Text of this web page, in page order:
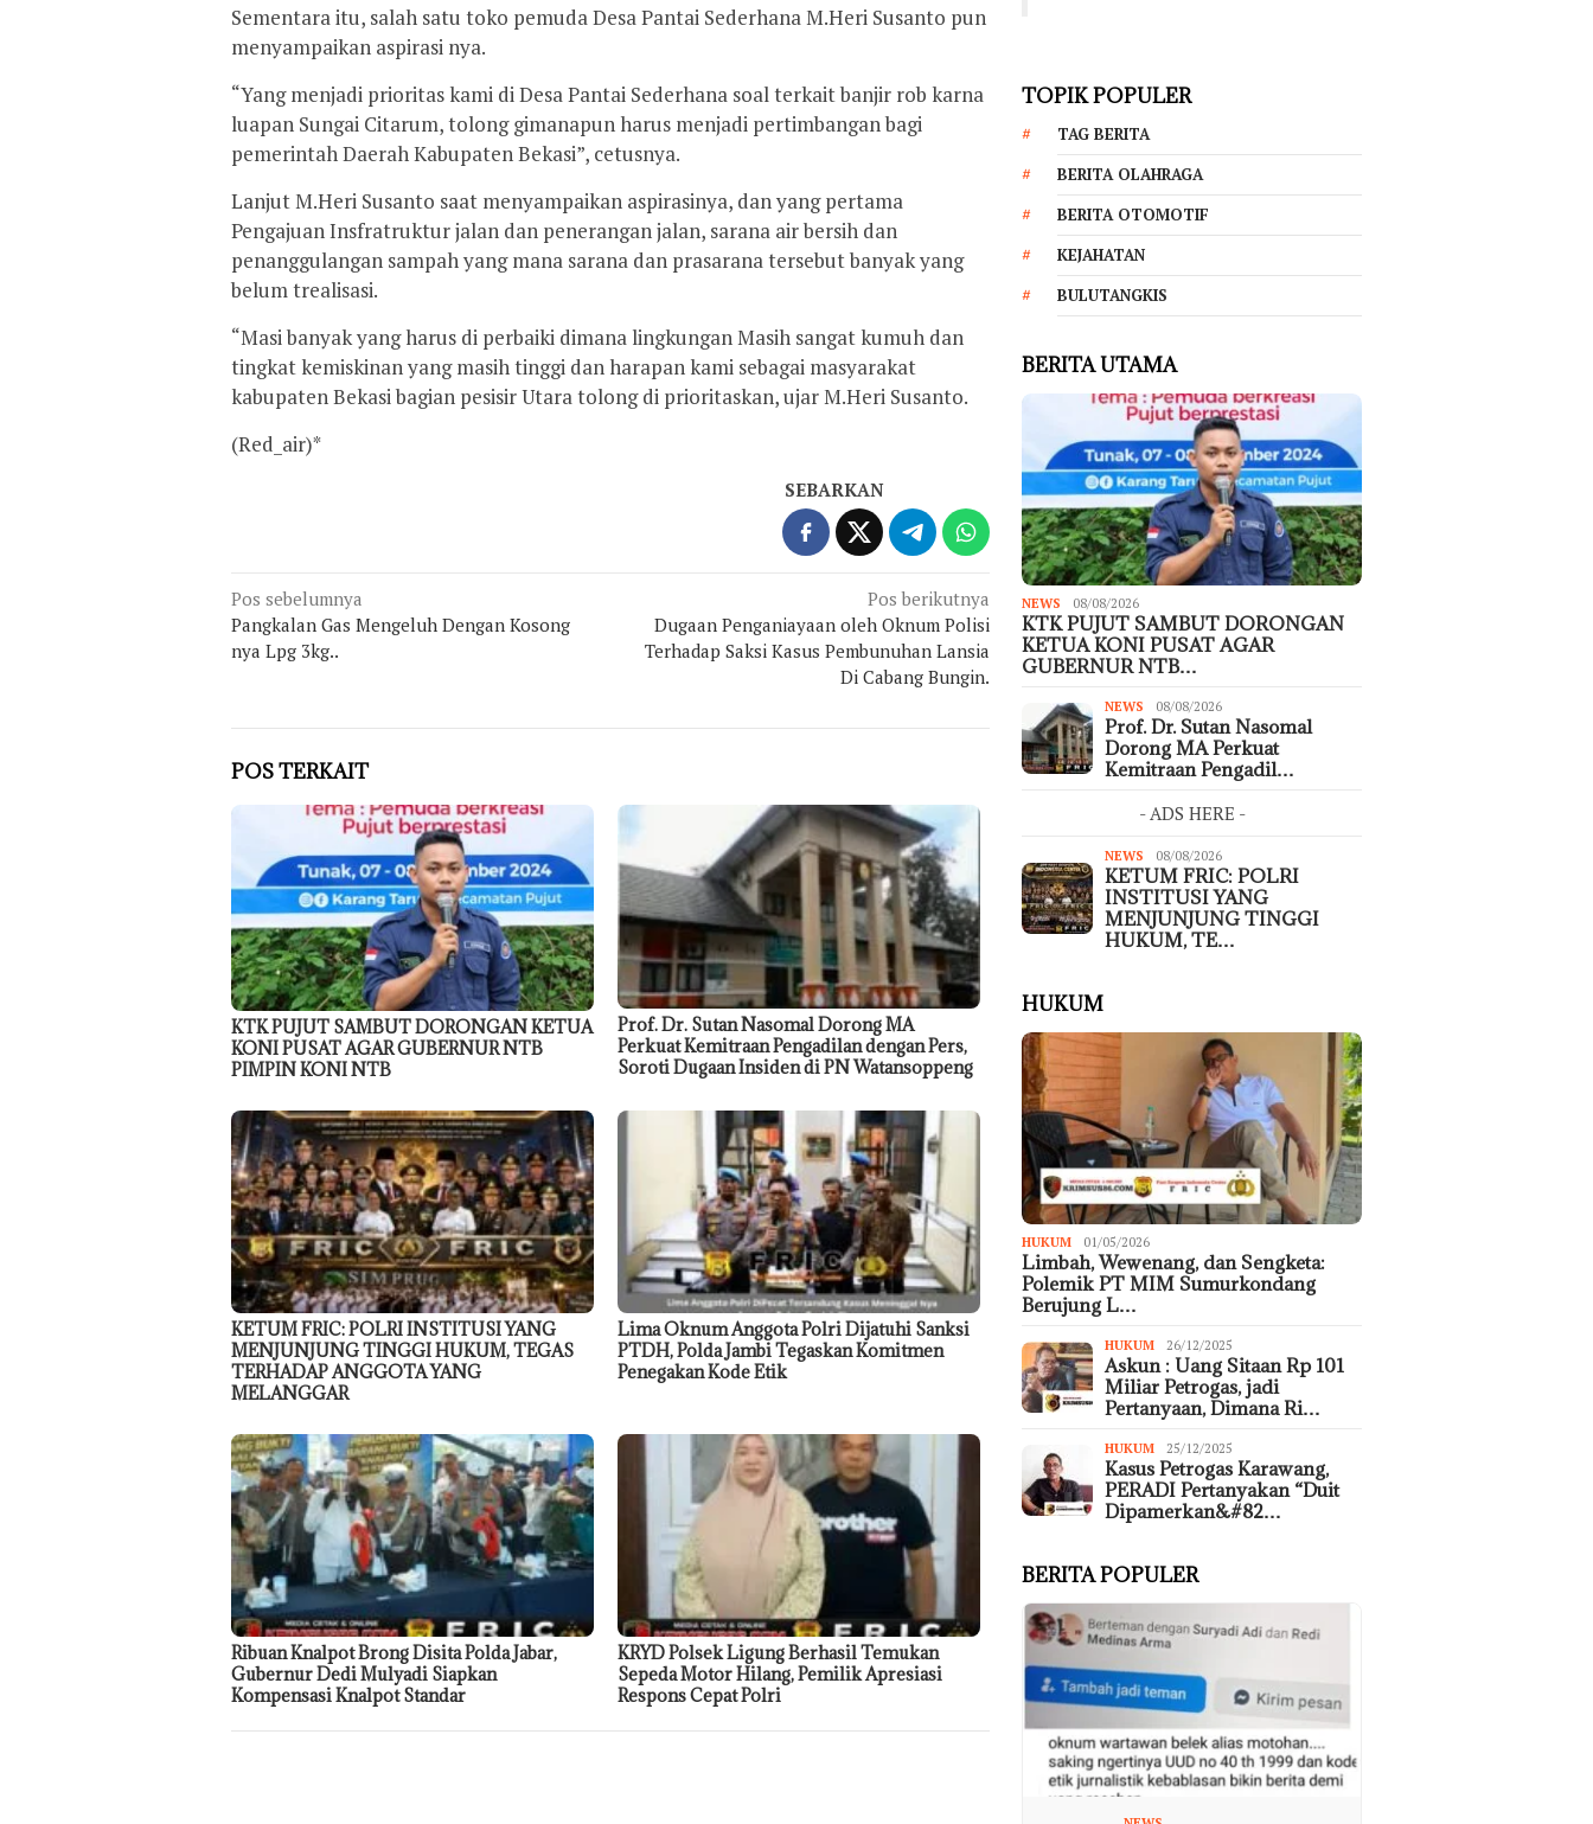
Sementara itu, salah satu toko pemuda Desa Pantai Sederhana M.Heri Susanto pun
menyampaikan aspirasi nya.
“Yang menjadi prioritas kami di Desa Pantai Sederhana soal terkait banjir rob karna
luapan Sungai Citarum, tolong gimanapun harus menjadi pertimbangan bagi
pemerintah Daerah Kabupaten Bekasi”, cetusnya.
Lanjut M.Heri Susanto saat menyampaikan aspirasinya, dan yang pertama
Pengajuan Insfratruktur jalan dan penerangan jalan, sarana air bersih dan
penanggulangan sampah yang mana sarana dan prasarana tersebut banyak yang
belum trealisasi.
“Masi banyak yang harus di perbaiki dimana lingkungan Masih sangat kumuh dan
tingkat kemiskinan yang masih tinggi dan harapan kami sebagai masyarakat
kabupaten Bekasi bagian pesisir Utara tolong di prioritaskan, ujar M.Heri Susanto.
(Red_air)*
SEBARKAN
Navigasi
pos
Pos sebelumnya
Pangkalan Gas Mengeluh Dengan Kosong
nya Lpg 3kg..
Pos berikutnya
Dugaan Penganiayaan oleh Oknum Polisi
Terhadap Saksi Kasus Pembunuhan Lansia
Di Cabang Bungin.
POS TERKAIT
KTK PUJUT SAMBUT DORONGAN KETUA
KONI PUSAT AGAR GUBERNUR NTB
PIMPIN KONI NTB
Prof. Dr. Sutan Nasomal Dorong MA
Perkuat Kemitraan Pengadilan dengan Pers,
Soroti Dugaan Insiden di PN Watansoppeng
KETUM FRIC: POLRI INSTITUSI YANG
MENJUNJUNG TINGGI HUKUM, TEGAS
TERHADAP ANGGOTA YANG
MELANGGAR
Lima Oknum Anggota Polri Dijatuhi Sanksi
PTDH, Polda Jambi Tegaskan Komitmen
Penegakan Kode Etik
Ribuan Knalpot Brong Disita Polda Jabar,
Gubernur Dedi Mulyadi Siapkan
Kompensasi Knalpot Standar
KRYD Polsek Ligung Berhasil Temukan
Sepeda Motor Hilang, Pemilik Apresiasi
Respons Cepat Polri
TOPIK POPULER
TAG BERITA
BERITA OLAHRAGA
BERITA OTOMOTIF
KEJAHATAN
BULUTANGKIS
BERITA UTAMA
NEWS 08/08/2026
KTK PUJUT SAMBUT DORONGAN
KETUA KONI PUSAT AGAR
GUBERNUR NTB…
NEWS 08/08/2026
Prof. Dr. Sutan Nasomal
Dorong MA Perkuat
Kemitraan Pengadil…
- ADS HERE -
NEWS 08/08/2026
KETUM FRIC: POLRI
INSTITUSI YANG
MENJUNJUNG TINGGI
HUKUM, TE…
HUKUM
HUKUM 01/05/2026
Limbah, Wewenang, dan Sengketa:
Polemik PT MIM Sumurkondang
Berujung L…
HUKUM 26/12/2025
Askun : Uang Sitaan Rp 101
Miliar Petrogas, jadi
Pertanyaan, Dimana Ri…
HUKUM 25/12/2025
Kasus Petrogas Karawang,
PERADI Pertanyakan “Duit
Dipamerkan&#82…
BERITA POPULER